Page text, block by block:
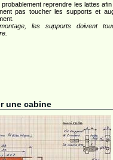
probablement reprendre les lattes afin
pas toucher les supports et
les supports doivent
une cabine